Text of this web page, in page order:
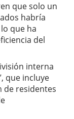
que solo un
habría
que ha
del
interna
que incluye
de residentes